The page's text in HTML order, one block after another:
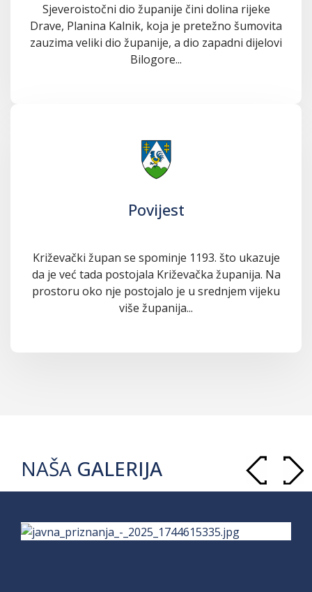
Sjeveroistočni dio županije čini dolina rijeke
Drave, Planina Kalnik, koja je pretežno šumovita
zauzima veliki dio županije, a dio zapadni dijelovi
Bilogore...
Povijest
Križevački župan se spominje 1193. što ukazuje
da je već tada postojala Križevačka županija. Na
prostoru oko nje postojalo je u srednjem vijeku
više županija...
NAŠA GALERIJA